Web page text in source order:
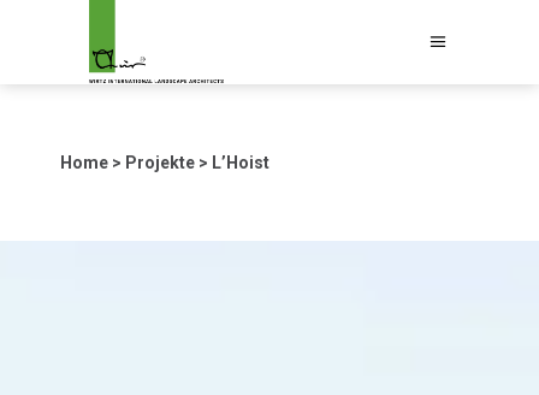
Home > Projekte > L’Hoist